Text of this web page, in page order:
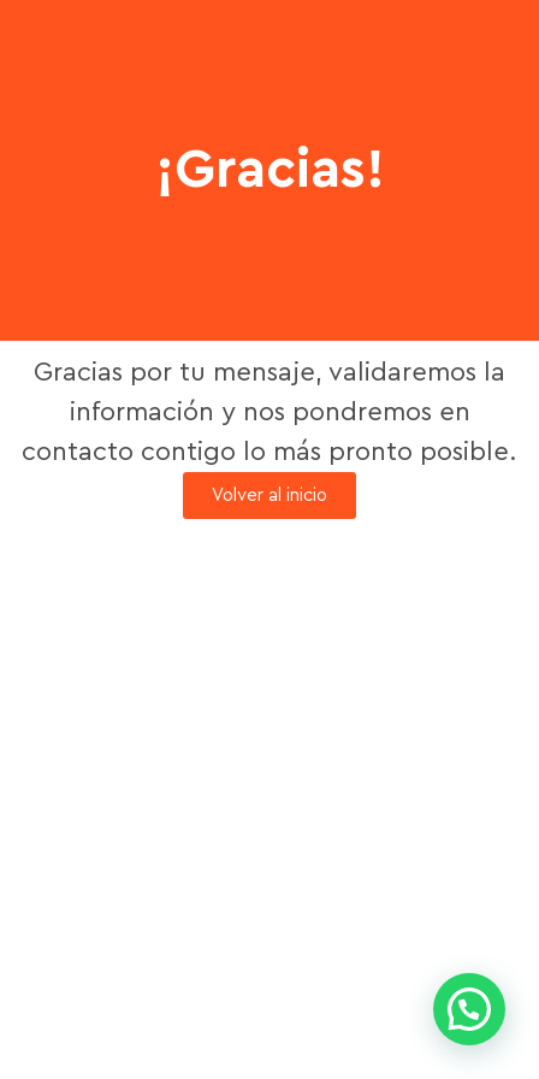
¡Gracias!
Gracias por tu mensaje, validaremos la
información y nos pondremos en
contacto contigo lo más pronto posible.
Volver al inicio